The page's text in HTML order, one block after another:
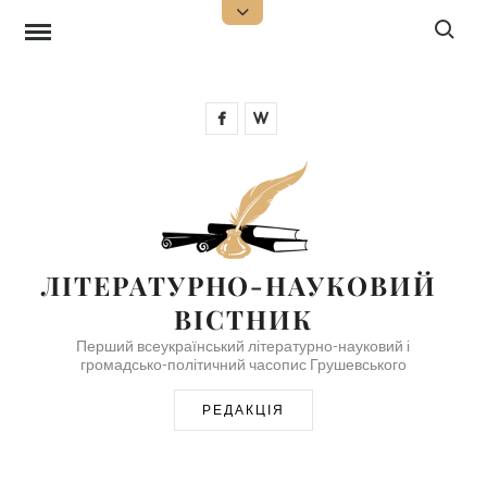
Open
Search
FacebookWikipedia
ЛІТЕРАТУРНО-НАУКОВИЙ
ВІСТНИК
Перший всеукраїнський літературно-науковий і
громадсько-політичний часопис Грушевського
РЕДАКЦІЯ